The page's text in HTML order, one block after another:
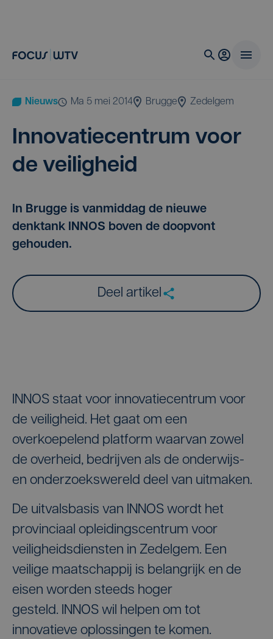
Nieuws ma 5 mei 2014 Brugge Zedelgem
Inno­va­tie­cen­trum voor
de veiligheid
In Brugge is vanmiddag de nieuwe
denktank INNOS boven de doopvont
gehouden.
Deel artikel
INNOS staat voor innovatiecentrum voor
de veiligheid. Het gaat om een
overkoepelend platform waarvan zowel
de overheid, bedrijven als de onderwijs-
en onderzoekswereld deel van uitmaken.
De uitvalsbasis van INNOS wordt het
provinciaal opleidingscentrum voor
veiligheidsdiensten in Zedelgem. Een
veilige maatschappij is belangrijk en de
eisen worden steeds hoger
gesteld. INNOS wil helpen om tot
innovatieve oplossingen te komen.